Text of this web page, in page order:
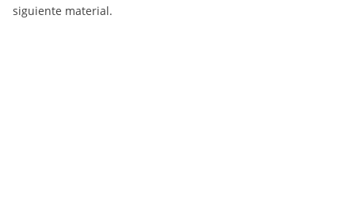
siguiente material.